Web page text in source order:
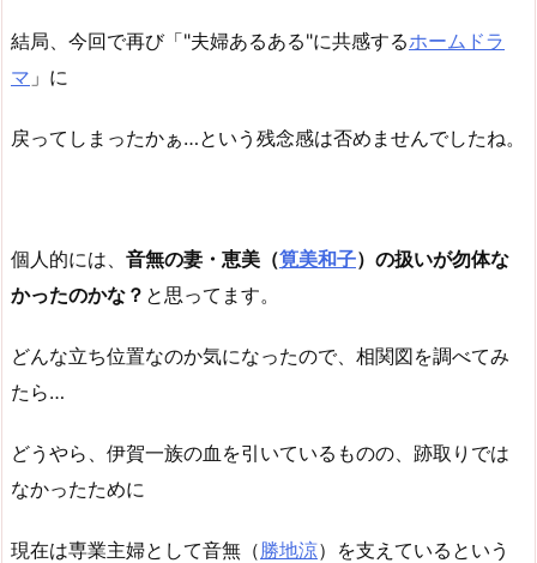
結局、今回で再び「"夫婦あるある"に共感するホームドラ
マ 」に
戻ってしまったかぁ…という残念感は否めませんでしたね。
個人的には、 音無の妻・恵美（筧美和子）の扱いが勿体な
かったのかな？ と思ってます。
どんな立ち位置なのか気になったので、相関図を調べてみ
たら…
どうやら、伊賀一族の血を引いているものの、跡取りでは
なかったために
現在は専業主婦として音無（勝地涼）を支えているという